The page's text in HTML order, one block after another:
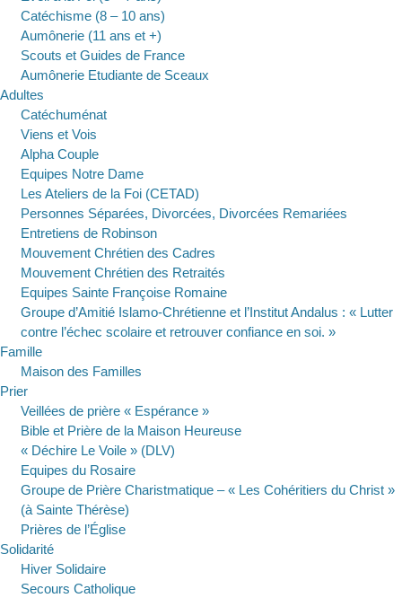
Catéchisme (8 – 10 ans)
Aumônerie (11 ans et +)
Scouts et Guides de France
Aumônerie Etudiante de Sceaux
Adultes
Catéchuménat
Viens et Vois
Alpha Couple
Equipes Notre Dame
Les Ateliers de la Foi (CETAD)
Personnes Séparées, Divorcées, Divorcées Remariées
Entretiens de Robinson
Mouvement Chrétien des Cadres
Mouvement Chrétien des Retraités
Equipes Sainte Françoise Romaine
Groupe d’Amitié Islamo-Chrétienne et l’Institut Andalus : « Lutter
contre l’échec scolaire et retrouver confiance en soi. »
Famille
Maison des Familles
Prier
Veillées de prière « Espérance »
Bible et Prière de la Maison Heureuse
« Déchire Le Voile » (DLV)
Equipes du Rosaire
Groupe de Prière Charistmatique – « Les Cohéritiers du Christ »
(à Sainte Thérèse)
Prières de l’Église
Solidarité
Hiver Solidaire
Secours Catholique